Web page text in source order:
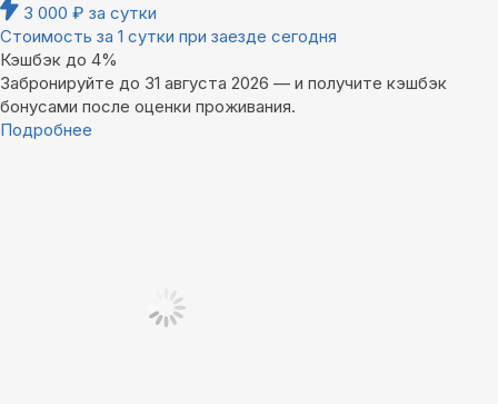
3 000 ₽ за сутки
Стоимость за 1 сутки при заезде сегодня
Кэшбэк до 4%
Забронируйте до 31 августа 2026 — и получите кэшбэк
бонусами после оценки проживания.
Подробнее